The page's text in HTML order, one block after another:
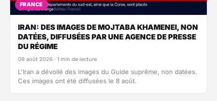
FRANCE
IRAN: DES IMAGES DE MOJTABA KHAMENEI, NON
DATÉES, DIFFUSÉES PAR UNE AGENCE DE PRESSE
DU RÉGIME
09 août 2026 · 1 min de lecture
L'Iran a dévoilé des images du Guide suprême, non datées.
Ces images ont été diffusées le 8 août.